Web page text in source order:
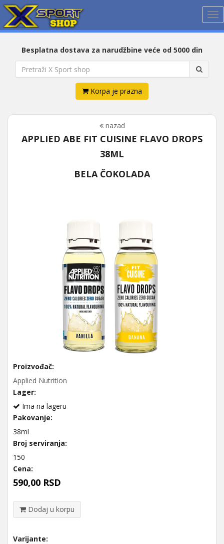
Besplatna dostava za narudžbine veće od 5000 din
Korpa je prazna
nazad
APPLIED ABE FIT CUISINE FLAVO DROPS
38ML
BELA ČOKOLADA
Proizvođač:
Applied Nutrition
Lager:
Ima na lageru
Pakovanje:
38ml
Broj serviranja:
150
Cena:
590,00 RSD
Dodaj u korpu
Varijante: